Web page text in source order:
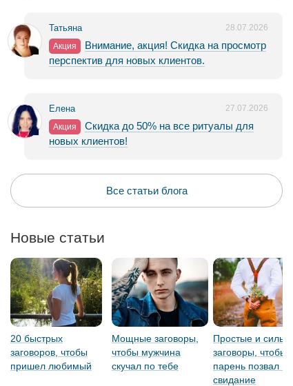
Татьяна
28.07.2026
Акция
Внимание, акция! Скидка на просмотр
перспектив для новых клиентов.
Елена
27.07.2026
Акция
Скидка до 50% на все ритуалы для
новых клиентов!
Все статьи блога
Новые статьи
20 быстрых
заговоров, чтобы
пришел любимый
Мощные заговоры,
чтобы мужчина
скучал по тебе
Простые и
заговоры, чтобы
парень позвал на
свидание